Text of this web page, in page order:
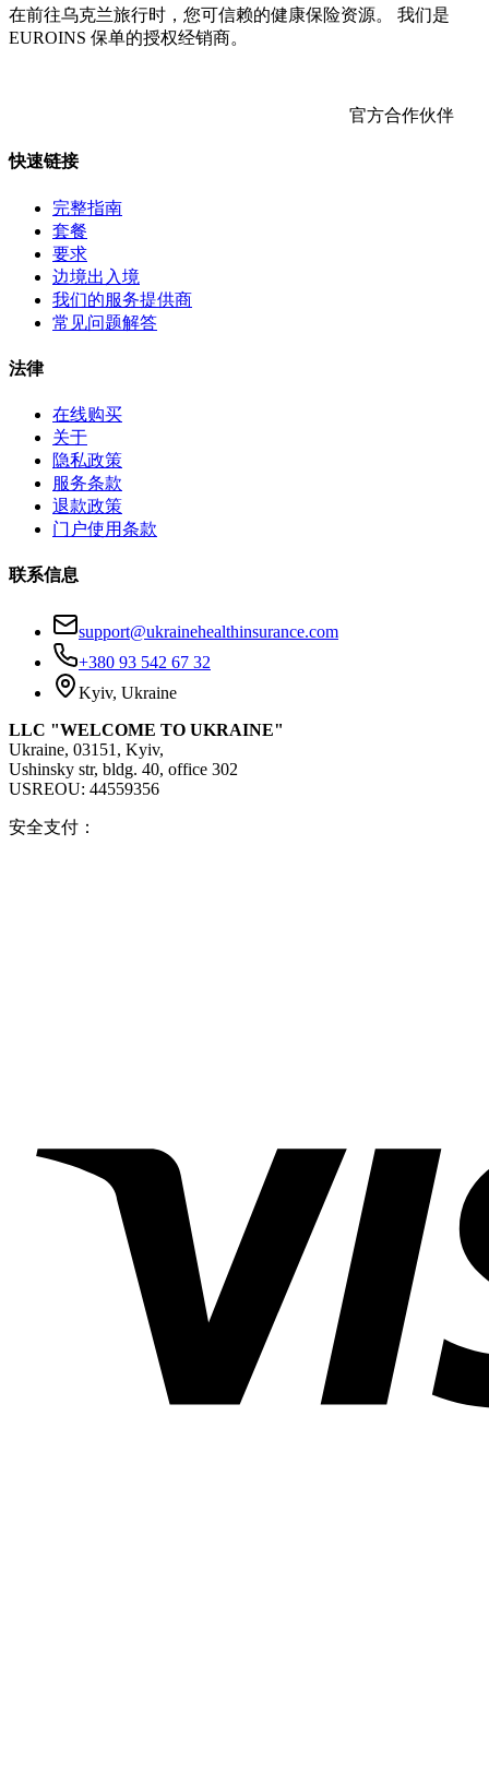
在前往乌克兰旅行时，您可信赖的健康保险资源。 我们是
EUROINS 保单的授权经销商。
官方合作伙伴
快速链接
完整指南
套餐
要求
边境出入境
我们的服务提供商
常见问题解答
法律
在线购买
关于
隐私政策
服务条款
退款政策
门户使用条款
联系信息
support@ukrainehealthinsurance.com
+380 93 542 67 32
Kyiv, Ukraine
LLC "WELCOME TO UKRAINE"
Ukraine, 03151, Kyiv,
Ushinsky str, bldg. 40, office 302
USREOU: 44559356
安全支付：